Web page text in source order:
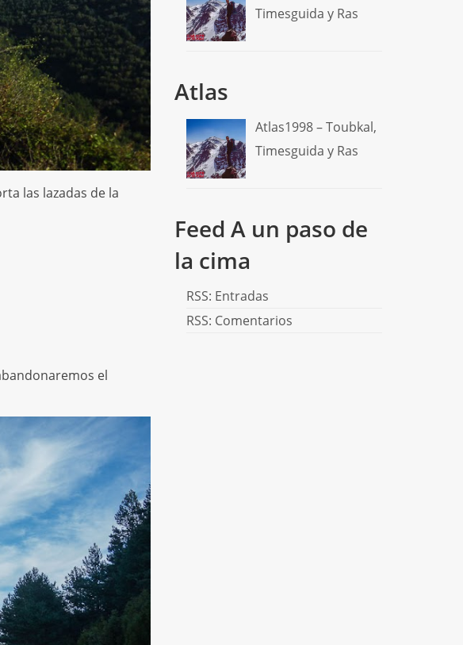
las lazadas de la
el
Timesguida y Ras
Atlas
Atlas1998 – Toubkal,
Timesguida y Ras
Feed A un paso de
la cima
RSS: Entradas
RSS: Comentarios